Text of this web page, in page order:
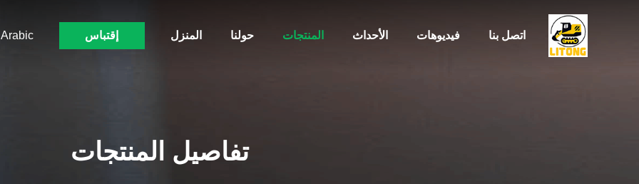
المنزل حولنا المنتجات الأحداث فيديوهات اتصل بنا إقتباس Arabic
تفاصيل المنتجات